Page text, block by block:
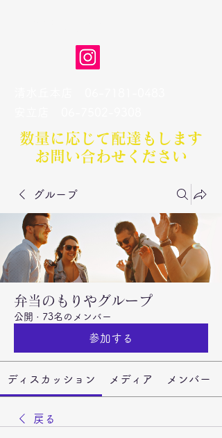
数量に応じて配達もします​
お問い合わせください
グループ
弁当のもりやグループ
公開 · 73名のメンバー
参加する
ディスカッション メディア メンバー
戻る